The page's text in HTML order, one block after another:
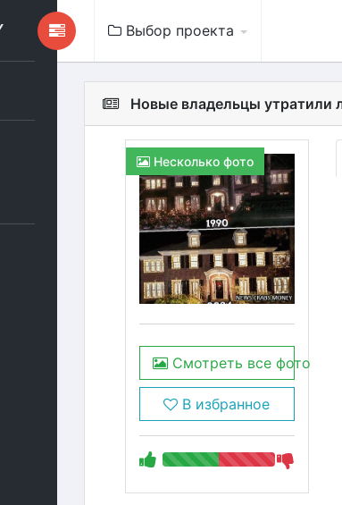
Выбор проекта
Новые владельцы утратили
Несколько фото
Смотреть все фото
В избранное